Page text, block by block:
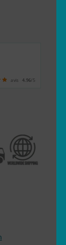
avis 4.96/5